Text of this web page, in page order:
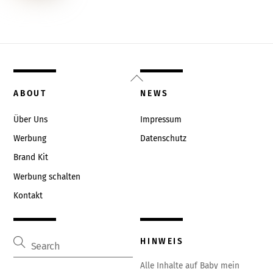
Back
To
ABOUT
Über Uns
Werbung
Brand Kit
Werbung schalten
Kontakt
NEWS
Impressum
Datenschutz
HINWEIS
Alle Inhalte auf Baby mein